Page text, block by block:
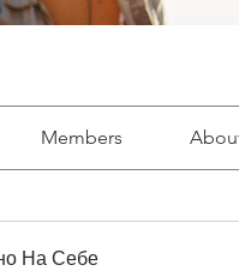
Members
На Себе